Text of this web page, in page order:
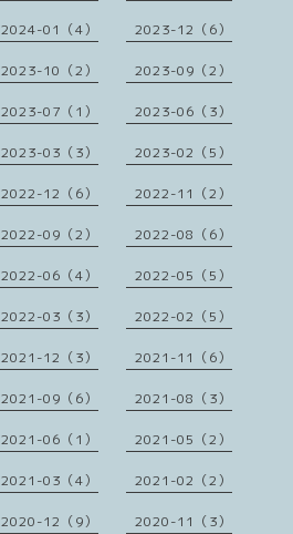
2024-01（4） 2023-12（6）
2023-10（2） 2023-09（2）
2023-07（1） 2023-06（3）
2023-03（3） 2023-02（5）
2022-12（6） 2022-11（2）
2022-09（2） 2022-08（6）
2022-06（4） 2022-05（5）
2022-03（3） 2022-02（5）
2021-12（3） 2021-11（6）
2021-09（6） 2021-08（3）
2021-06（1） 2021-05（2）
2021-03（4） 2021-02（2）
2020-12（9） 2020-11（3）